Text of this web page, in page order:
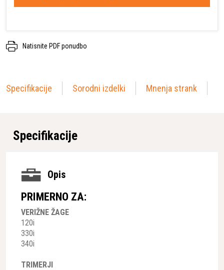
Natisnite PDF ponudbo
Specifikacije Sorodni izdelki Mnenja strank
Specifikacije
Opis
PRIMERNO ZA:
VERIŽNE ŽAGE
120i
330i
340i
TRIMERJI